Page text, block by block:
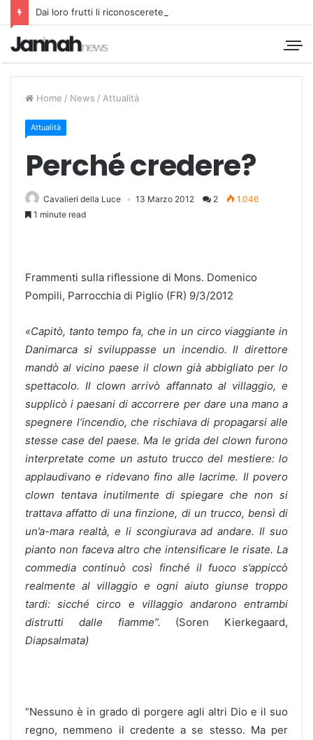
Dai loro frutti li riconoscerete
Home / News / Attualità
Attualità
Perché credere?
Cavalieri della Luce 13 Marzo 2012 2
1.046
1 minute read
Frammenti sulla riflessione di Mons. Domenico
Pompili, Parrocchia di Piglio (FR) 9/3/2012
«Capitò, tanto tempo fa, che in un circo viaggiante in
Danimarca sisviluppasse un incendio. Il direttore
mandò al vicino paese il clown già abbigliato per lo
spettacolo. Il clown arrivò affannato al villaggio, e
supplicò i paesani di accorrere per dare una mano a
spegnere l’incendio, che rischiava di propagarsi alle
stesse case del paese. Ma le grida del clown furono
interpretate come un astuto trucco del mestiere: lo
applaudivano e ridevano fino alle lacrime. Il povero
clown tentava inutilmente di spiegare che non si
trattava affatto di una finzione, di un trucco, bensì di
un’a-mara realtà, e li scongiurava ad andare. Il suo
pianto non faceva altro che intensificare le risate. La
commedia continuò così finché il fuoco s’appiccò
realmente al villaggio e ogni aiuto giunse troppo
tardi: sicché circo e villaggio andarono entrambi
distrutti dalle fiamme”. (Soren Kierkegaard,
Diapsalmata)
“Nessuno è in grado di porgere agli altri Dio e il suo
regno, nemmeno il credente a se stesso. Ma per